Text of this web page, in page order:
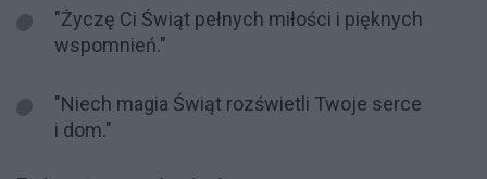
"Życzę Ci Świąt pełnych miłości i pięknych
wspomnień."
"Niech magia Świąt rozświetli Twoje serce
i dom."